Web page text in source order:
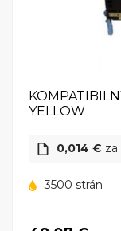
YELLOW
0,014 €
3500 strán